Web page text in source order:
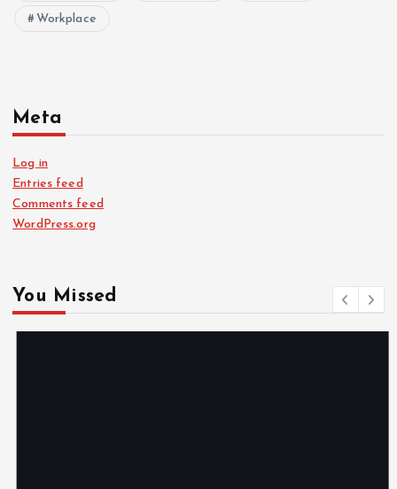
Workplace
Meta
Log in
Entries feed
Comments feed
WordPress.org
You Missed